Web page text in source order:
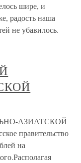
шире, и
радость наша
не убавилось.
АЗИАТСКОЙ
правительство
на